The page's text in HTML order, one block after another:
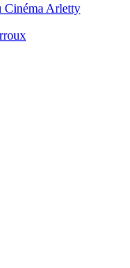
Cinéma Arletty